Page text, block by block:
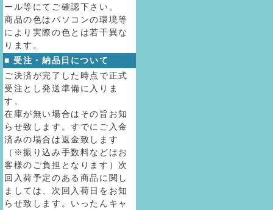
ール等にてご確認下さい。
商品の色はパソコンの環境等
により実際の色とは若干異な
ります。
■ 受注・納品日について
ご決済が完了した時点で正式
受注とし発送準備に入りま
す。
在庫が無い場合はその旨お知
らせ致します。すでにご入金
済みの場合は返金致します
（※振り込み手数料などはお
客様のご負担となります）次
回入荷予定のある商品に関し
ましては、次回入荷日をお知
らせ致します。いったんキャ